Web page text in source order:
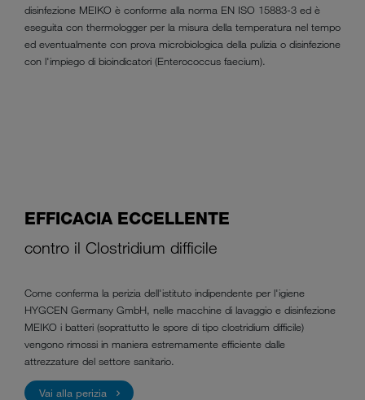
disinfezione MEIKO è conforme alla norma EN ISO 15883-3 ed è
eseguita con thermologger per la misura della temperatura nel tempo
ed eventualmente con prova microbiologica della pulizia o disinfezione
con l'impiego di bioindicatori (Enterococcus faecium).
EFFICACIA ECCELLENTE
contro il Clostridium difficile
Come conferma la perizia dell'istituto indipendente per l'igiene
HYGCEN Germany GmbH, nelle macchine di lavaggio e disinfezione
MEIKO i batteri (soprattutto le spore di tipo clostridium difficile)
vengono rimossi in maniera estremamente efficiente dalle
attrezzature del settore sanitario.
Vai alla perizia